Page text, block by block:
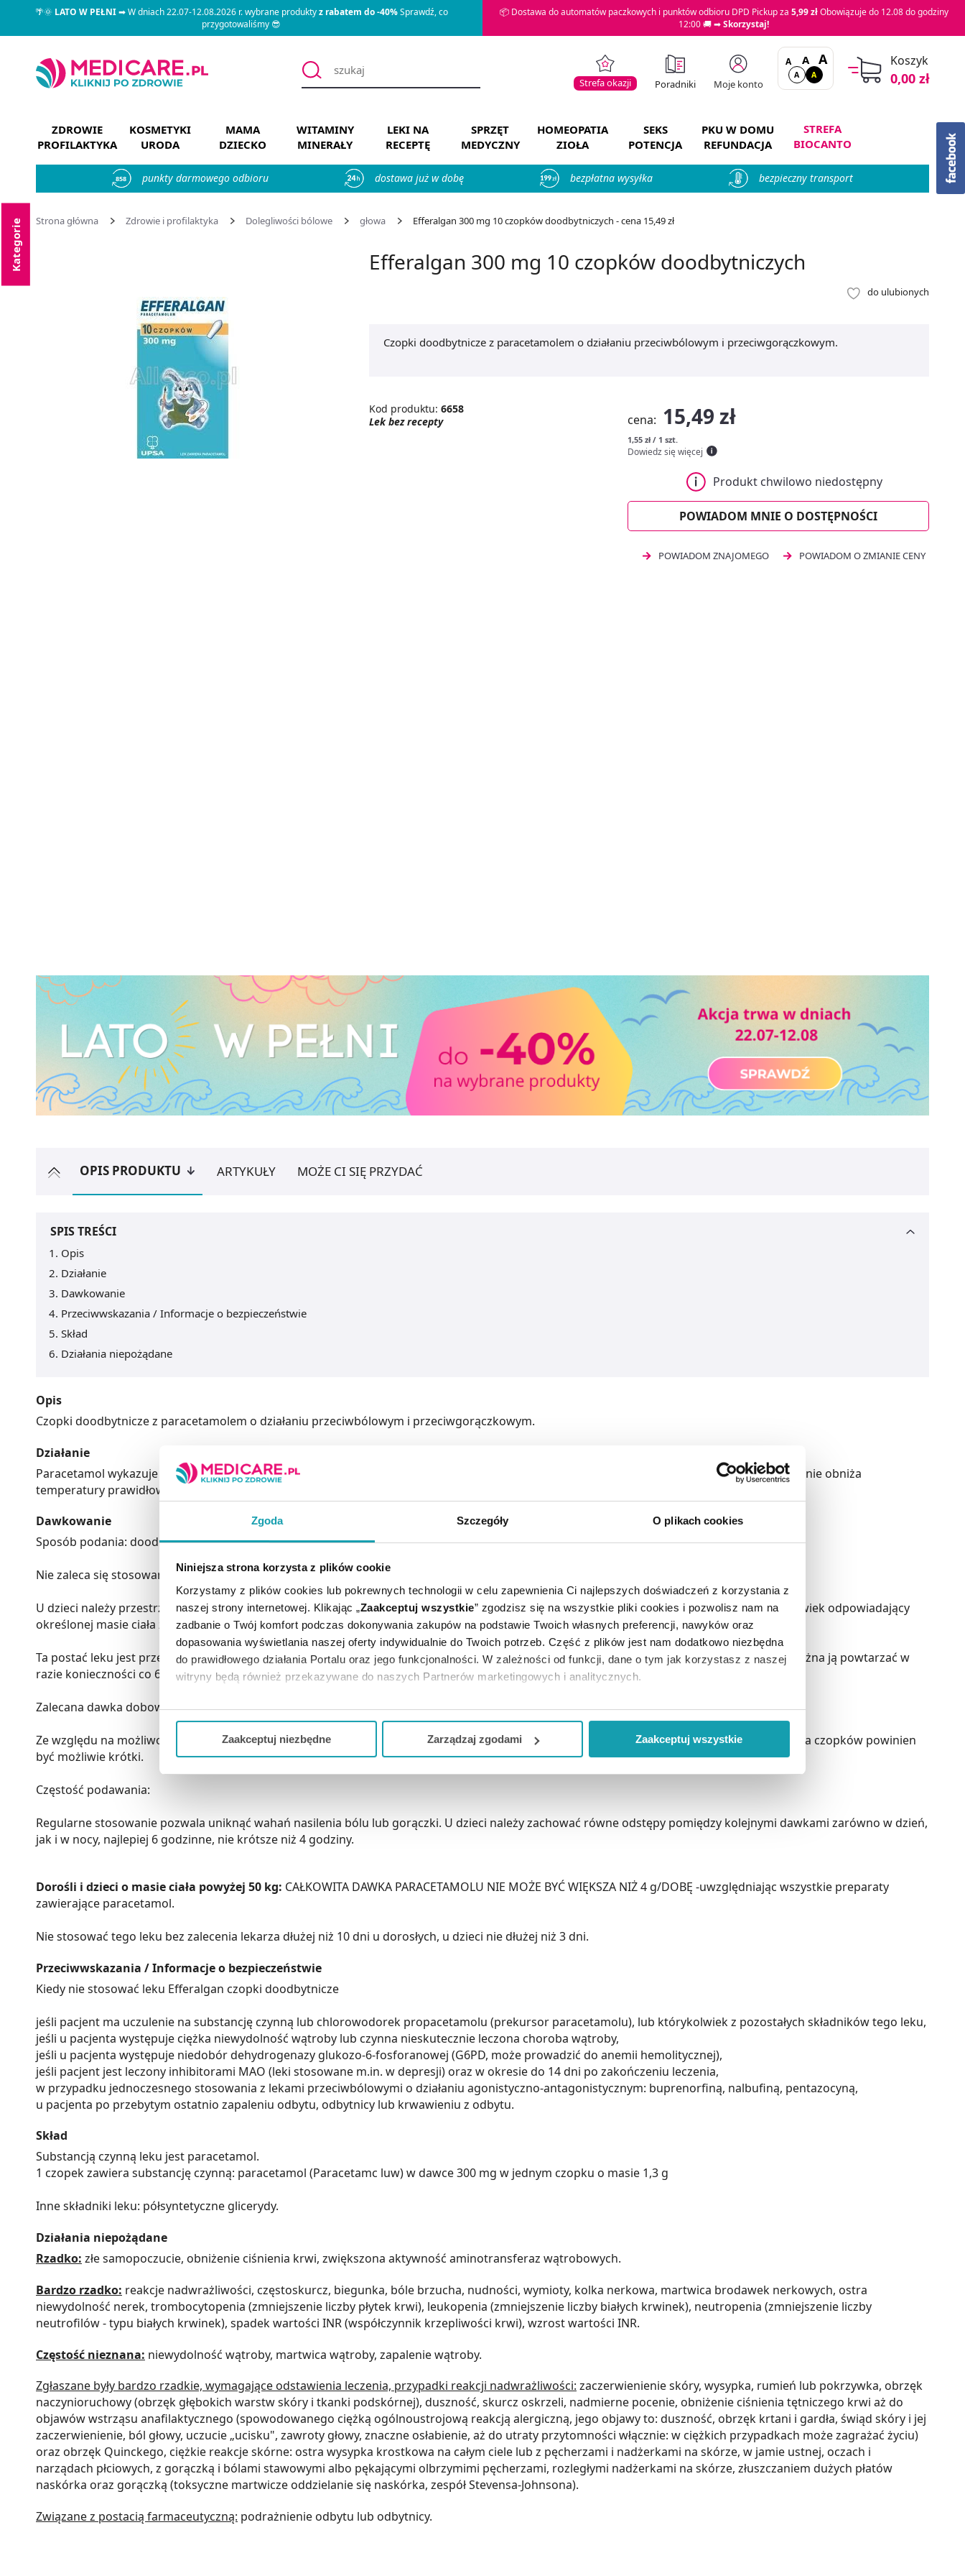
Zgoda Szczegóły O plikach cookies
Niniejsza strona korzysta z plików cookie
Korzystamy z plików cookies lub pokrewnych technologii w celu zapewnienia Ci najlepszych doświadczeń z korzystania z
naszej strony internetowej. Klikając „Zaakceptuj wszystkie” zgodzisz się na wszystkie pliki cookies i pozwolisz nam na
zadbanie o Twój komfort podczas dokonywania zakupów na podstawie Twoich własnych preferencji, nawyków oraz
dopasowania wyświetlania naszej oferty indywidualnie do Twoich potrzeb. Część z plików jest nam dodatkowo niezbędna
do prawidłowego działania Portalu oraz jego funkcjonalności. W zależności od funkcji, dane o tym jak korzystasz z naszej
witryny będą również przekazywane do naszych Partnerów marketingowych i analitycznych.
Jeżeli chcesz dostosować swoją zgodę i wybrać tylko niektóre dodatkowe funkcje, z którymi wiąże się zbieranie danych o
Zaakceptuj niezbędne Zarządzaj zgodami Zaakceptuj wszystkie
🌴🌞LATO W PEŁNI➡ W dniach 22.07-12.08.2026 r. wybrane produktyz rabatem do -40%Sprawdź, co
przygotowaliśmy 😎
📦 Dostawa do automatów paczkowych i punktów odbioru DPD Pickup za 5,99 złObowiązuje do 12.08 do godziny
12:00 🚚 ➡Skorzystaj!
Strefa okazji Poradniki Moje konto
A A A
A A
Koszyk
0,00 zł
ZDROWIE
PROFILAKTYKA
KOSMETYKI
URODA
MAMA
DZIECKO
WITAMINY
MINERAŁY
LEKI NA
RECEPTĘ
SPRZĘT
MEDYCZNY
HOMEOPATIA
ZIOŁA
SEKS
POTENCJA
PKU W DOMU
REFUNDACJA
STREFA
BIOCANTO
858 punkty darmowego odbioru dostawa już w dobę bezpłatna wysyłka bezpieczny transport
Strona główna Zdrowie i profilaktyka Dolegliwości bólowe głowa Efferalgan 300 mg 10 czopków doodbytniczych - cena 15,49 zł
Kategorie Efferalgan 300 mg 10 czopków doodbytniczych
do ulubionych
Czopki doodbytnicze z paracetamolem o działaniu przeciwbólowym i przeciwgorączkowym.
Kod produktu: 6658
Lek bez recepty
cena: 15,49 zł
1,55 zł / 1 szt.
Dowiedz się więcej
Produkt chwilowo niedostępny
POWIADOM MNIE O DOSTĘPNOŚCI
POWIADOM ZNAJOMEGO POWIADOM O ZMIANIE CENY
OPIS PRODUKTU ARTYKUŁY MOŻE CI SIĘ PRZYDAĆ
SPIS TREŚCI
Opis
Działanie
Dawkowanie
Przeciwwskazania / Informacje o bezpieczeństwie
Skład
Działania niepożądane
Opis
Czopki doodbytnicze z paracetamolem o działaniu przeciwbólowym i przeciwgorączkowym.
Działanie
Paracetamol wykazuje działanie przeciwbólowe, przeciwgorączkowe. Obniża podwyższoną temperaturę ciała, występującą w czasie choroby, nie obniża
temperatury prawidłowej.
Dawkowanie
Sposób podania: doodbytniczo.
Nie zaleca się stosowania czopków w przypadku biegunki.
U dzieci należy przestrzegać dawkowania w odniesieniu do masy ciała, w związku z tym należy wybrać odpowiednią postać leku. Przybliżony wiek odpowiadający
określonej masie ciała został podany jedynie jako ogólna wskazówka.
Ta postać leku jest przeznaczony dla dzieci o masie ciała od 15 do 24 kg (w wieku około od 4 do 9 lat): właściwa dawka to 1 czopek 300 mg, można ją powtarzać w
razie konieczności co 6 godzin, nie należy stosować więcej niż 4 czopki na dobę.
Zalecana dawka dobowa: 60 mg na kg masy ciała, należy ją podać w 4 dawkach podzielonych, tzn. 15 mg/kg mc. co 6 godzin.
Ze względu na możliwość miejscowego działania drażniącego nie zaleca się stosowania czopków częściej niż 4 razy na dobę. Okres stosowania czopków powinien
być możliwie krótki.
Częstość podawania:
Regularne stosowanie pozwala uniknąć wahań nasilenia bólu lub gorączki. U dzieci należy zachować równe odstępy pomiędzy kolejnymi dawkami zarówno w dzień,
jak i w nocy, najlepiej 6 godzinne, nie krótsze niż 4 godziny.
Dorośli i dzieci o masie ciała powyżej 50 kg: CAŁKOWITA DAWKA PARACETAMOLU NIE MOŻE BYĆ WIĘKSZA NIŻ 4 g/DOBĘ -uwzględniając wszystkie preparaty
zawierające paracetamol.
Nie stosować tego leku bez zalecenia lekarza dłużej niż 10 dni u dorosłych, u dzieci nie dłużej niż 3 dni.
Przeciwwskazania / Informacje o bezpieczeństwie
Kiedy nie stosować leku Efferalgan czopki doodbytnicze
jeśli pacjent ma uczulenie na substancję czynną lub chlorowodorek propacetamolu (prekursor paracetamolu), lub którykolwiek z pozostałych składników tego leku,
jeśli u pacjenta występuje ciężka niewydolność wątroby lub czynna nieskutecznie leczona choroba wątroby,
jeśli u pacjenta występuje niedobór dehydrogenazy glukozo-6-fosforanowej (G6PD, może prowadzić do anemii hemolitycznej),
jeśli pacjent jest leczony inhibitorami MAO (leki stosowane m.in. w depresji) oraz w okresie do 14 dni po zakończeniu leczenia,
w przypadku jednoczesnego stosowania z lekami przeciwbólowymi o działaniu agonistyczno-antagonistycznym: buprenorfiną, nalbufiną, pentazocyną,
u pacjenta po przebytym ostatnio zapaleniu odbytu, odbytnicy lub krwawieniu z odbytu.
Skład
Substancją czynną leku jest paracetamol.
1 czopek zawiera substancję czynną: paracetamol (Paracetamc luw) w dawce 300 mg w jednym czopku o masie 1,3 g
Inne składniki leku: półsyntetyczne glicerydy.
Działania niepożądane
Rzadko: złe samopoczucie, obniżenie ciśnienia krwi, zwiększona aktywność aminotransferaz wątrobowych.
Bardzo rzadko: reakcje nadwrażliwości, częstoskurcz, biegunka, bóle brzucha, nudności, wymioty, kolka nerkowa, martwica brodawek nerkowych, ostra
niewydolność nerek, trombocytopenia (zmniejszenie liczby płytek krwi), leukopenia (zmniejszenie liczby białych krwinek), neutropenia (zmniejszenie liczby
neutrofilów - typu białych krwinek), spadek wartości INR (współczynnik krzepliwości krwi), wzrost wartości INR.
Częstość nieznana: niewydolność wątroby, martwica wątroby, zapalenie wątroby.
Zgłaszane były bardzo rzadkie, wymagające odstawienia leczenia, przypadki reakcji nadwrażliwości: zaczerwienienie skóry, wysypka, rumień lub pokrzywka, obrzęk
naczynioruchowy (obrzęk głębokich warstw skóry i tkanki podskórnej), duszność, skurcz oskrzeli, nadmierne pocenie, obniżenie ciśnienia tętniczego krwi aż do
objawów wstrząsu anafilaktycznego (spowodowanego ciężką ogólnoustrojową reakcją alergiczną, jego objawy to: duszność, obrzęk krtani i gardła, świąd skóry i jej
zaczerwienienie, ból głowy, uczucie „ucisku", zawroty głowy, znaczne osłabienie, aż do utraty przytomności włącznie: w ciężkich przypadkach może zagrażać życiu)
oraz obrzęk Quinckego, ciężkie reakcje skórne: ostra wysypka krostkowa na całym ciele lub z pęcherzami i nadżerkami na skórze, w jamie ustnej, oczach i
narządach płciowych, z gorączką i bólami stawowymi albo pękającymi olbrzymimi pęcherzami, rozległymi nadżerkami na skórze, złuszczaniem dużych płatów
naskórka oraz gorączką (toksyczne martwicze oddzielanie się naskórka, zespół Stevensa-Johnsona).
Związane z postacią farmaceutyczną: podrażnienie odbytu lub odbytnicy.